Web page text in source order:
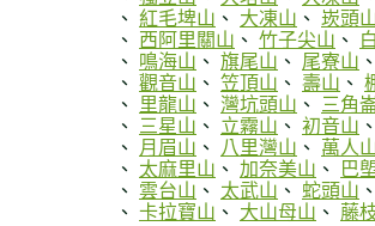
紅毛埤山 大凍山 崁頭
西阿里關山 竹子尖山
鳴海山 旗尾山 尾寮山
觀音山 笠頂山 壽山
里龍山 灣坑頭山 三角
三星山 立霧山 初音山
月眉山 八里灣山 萬人
太麻里山 加奈美山 巴
雲台山 太武山 蛇頭山
卡拉寶山 大山母山 藤